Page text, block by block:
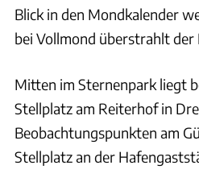
Blick in den Mondkalender
bei Vollmond überstrahlt
Mitten im Sternenpark liegt
Stellplatz am Reiterhof in
Beobachtungspunkten am
Stellplatz an der